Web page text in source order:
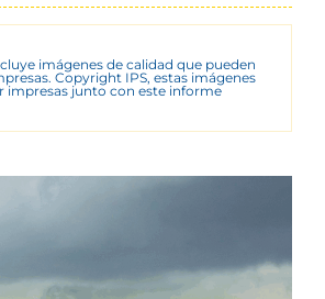
imágenes de calidad que pueden
Copyright IPS, estas imágenes
impresas junto con este informe